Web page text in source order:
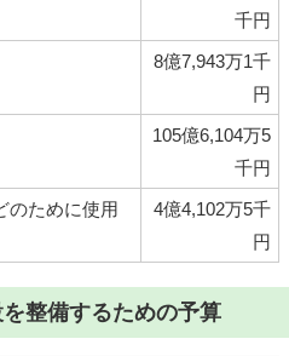
千円
8億7,943万1千
円
105億6,104万5
千円
のために使用
4億4,102万5千
円
整備するための予算